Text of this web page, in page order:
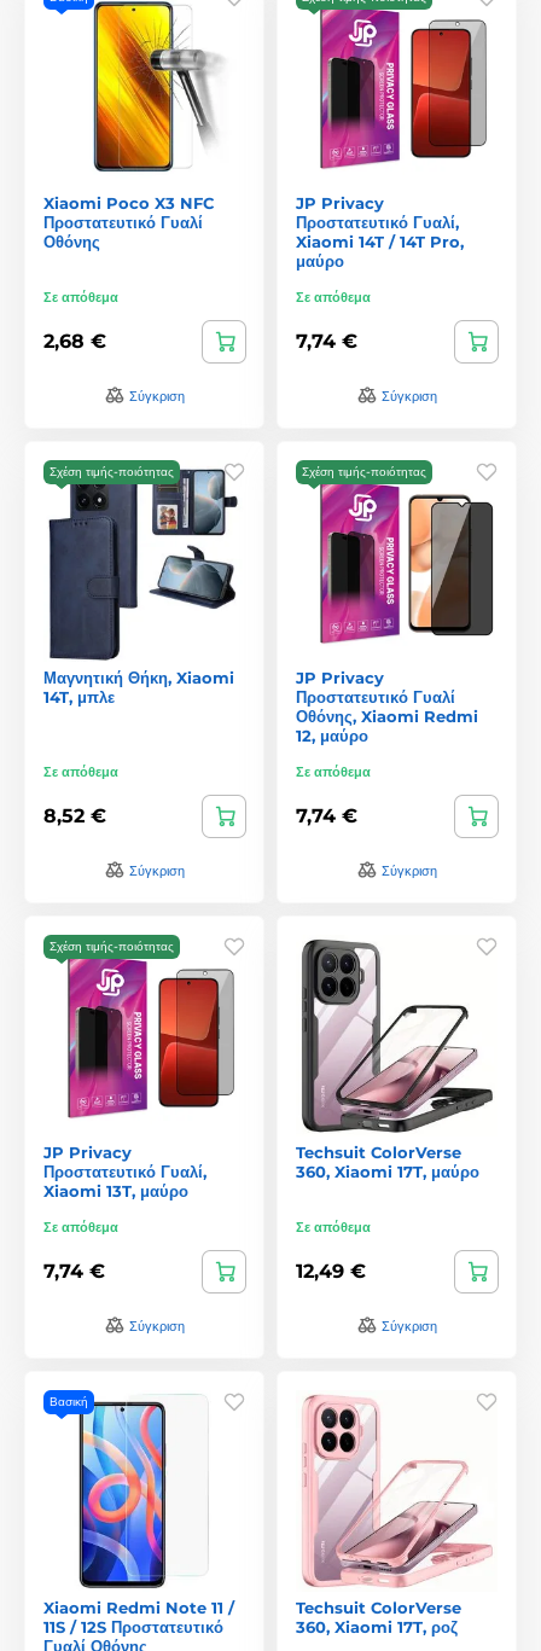
Xiaomi Poco X3 NFC
Προστατευτικό Γυαλί
Οθόνης
Σε απόθεμα
2,68 €
Σύγκριση
JP Privacy
Προστατευτικό Γυαλί,
Xiaomi 14T / 14T Pro,
μαύρο
Σε απόθεμα
7,74 €
Σύγκριση
Σχέση τιμής-ποιότητας
Μαγνητική Θήκη, Xiaomi
14T, μπλε
Σε απόθεμα
8,52 €
Σύγκριση
Σχέση τιμής-ποιότητας
JP Privacy
Προστατευτικό Γυαλί
Οθόνης, Xiaomi Redmi
12, μαύρο
Σε απόθεμα
7,74 €
Σύγκριση
Σχέση τιμής-ποιότητας
JP Privacy
Προστατευτικό Γυαλί,
Xiaomi 13T, μαύρο
Σε απόθεμα
7,74 €
Σύγκριση
Techsuit ColorVerse
360, Xiaomi 17T, μαύρο
Σε απόθεμα
12,49 €
Σύγκριση
Βασική
Xiaomi Redmi Note 11 /
11S / 12S Προστατευτικό
Γυαλί Οθόνης
Techsuit ColorVerse
360, Xiaomi 17T, ροζ